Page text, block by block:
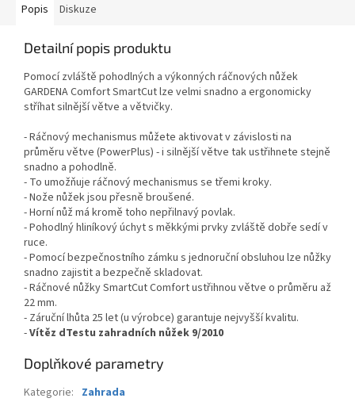
Popis Diskuze
Detailní popis produktu
Pomocí zvláště pohodlných a výkonných ráčnových nůžek
GARDENA Comfort SmartCut lze velmi snadno a ergonomicky
stříhat silnější větve a větvičky.
- Ráčnový mechanismus můžete aktivovat v závislosti na
průměru větve (PowerPlus) - i silnější větve tak ustřihnete stejně
snadno a pohodlně.
- To umožňuje ráčnový mechanismus se třemi kroky.
- Nože nůžek jsou přesně broušené.
- Horní nůž má kromě toho nepřilnavý povlak.
- Pohodlný hliníkový úchyt s měkkými prvky zvláště dobře sedí v
ruce.
- Pomocí bezpečnostního zámku s jednoruční obsluhou lze nůžky
snadno zajistit a bezpečně skladovat.
- Ráčnové nůžky SmartCut Comfort ustřihnou větve o průměru až
22 mm.
- Záruční lhůta 25 let (u výrobce) garantuje nejvyšší kvalitu.
-Vítěz dTestu zahradních nůžek 9/2010
Doplňkové parametry
Kategorie: Zahrada